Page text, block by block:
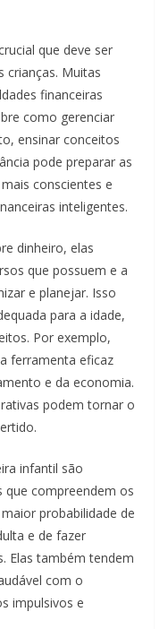
que deve ser
crianças. Muitas
financeiras
como gerenciar
ensinar conceitos
pode preparar as
conscientes e
inteligentes.
dinheiro, elas
que possuem e a
e planejar. Isso
para a idade,
Por exemplo,
ferramenta eficaz
e da economia.
podem tornar o
infantil são
que compreendem os
probabilidade de
e de fazer
Elas também tendem
com o
impulsivos e